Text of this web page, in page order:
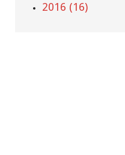
2016 (16)